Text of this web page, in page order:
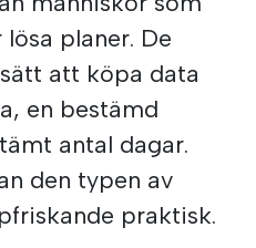
planer. De
att köpa data
en bestämd
antal dagar.
den typen av
praktisk.